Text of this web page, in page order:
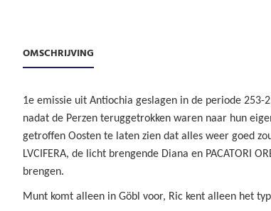
OMSCHRIJVING
1e emissie uit Antiochia geslagen in de periode 253-
nadat de Perzen teruggetrokken waren naar hun
getroffen Oosten te laten zien dat alles weer goed
LVCIFERA, de licht brengende Diana en PACATORI
brengen.
Munt komt alleen in Göbl voor, Ric kent alleen het